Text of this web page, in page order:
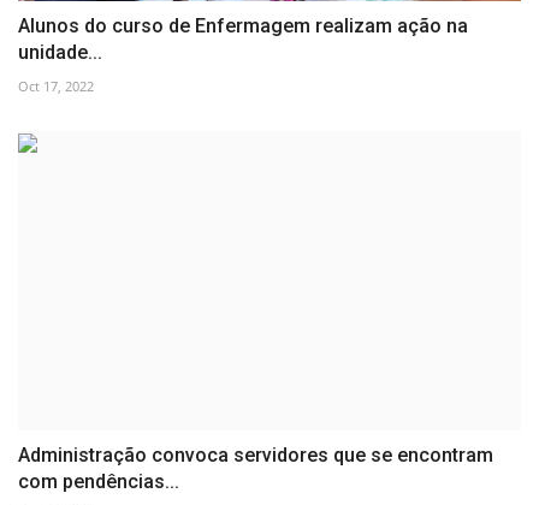
Alunos do curso de Enfermagem realizam ação na
unidade...
Oct 17, 2022
Administração convoca servidores que se encontram
com pendências...